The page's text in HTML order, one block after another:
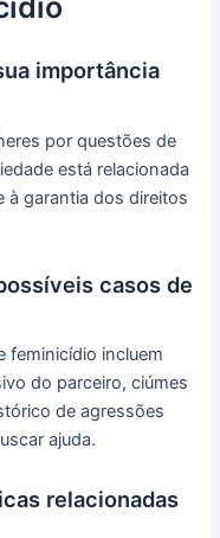
importância
por questões de
está relacionada
à garantia dos direitos
casos de
feminicídio incluem
do parceiro, ciúmes
de agressões
ajuda.
relacionadas